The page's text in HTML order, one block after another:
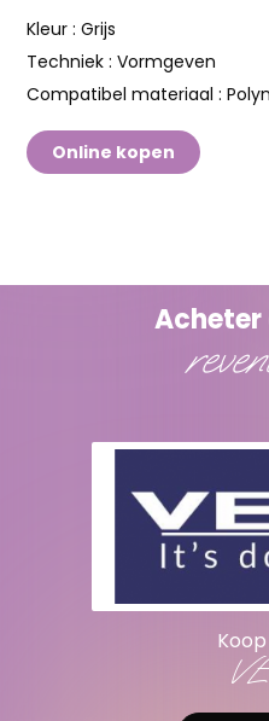
Kleur : Grijs
Techniek : Vormgeven
Compatibel materiaal :
Online kopen
Acheter